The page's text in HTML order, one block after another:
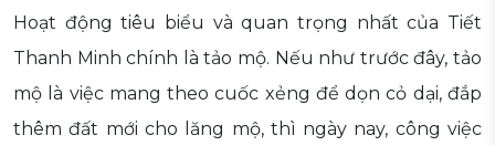
Hoạt động tiêu biểu và quan trọng nhất của Tiết
Thanh Minh chính là tảo mộ. Nếu như trước đây, tảo
mộ là việc mang theo cuốc xẻng để dọn cỏ dại, đắp
thêm đất mới cho lăng mộ, thì ngày nay, công việc